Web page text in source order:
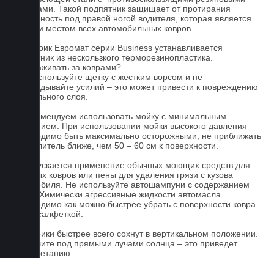
вставками. Такой подпятник защищает от протирания
поверхность под правой ногой водителя, которая является
слабым местом всех автомобильных ковров.
На коврик Евромат серии Business устанавливается
подпятник из нескользкого терморезинопластика.
Как ухаживать за коврами?
1.Не используйте щетку с жестким ворсом и не
прикладывайте усилий – это может привести к повреждению
текстильного слоя.
2. Рекомендуем использовать мойку с минимальным
давлением. При использовании мойки высокого давления
необходимо быть максимально осторожными, не приближать
распылитель ближе, чем 50 – 60 см к поверхности.
3. Допускается применение обычных моющих средств для
бытовых ковров или пены для удаления грязи с кузова
автомобиля. Не используйте автошампуни с содержанием
воска! Химически агрессивные жидкости автомасла
необходимо как можно быстрее убрать с поверхности ковра
сухой салфеткой.
4. Коврики быстрее всего сохнут в вертикальном положении.
Не сушите под прямыми лучами солнца – это приведет
к выцветанию.